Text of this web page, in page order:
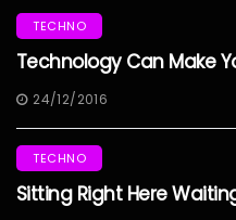
TECHNO
Technology Can Make
24/12/2016
TECHNO
Sitting Right Here